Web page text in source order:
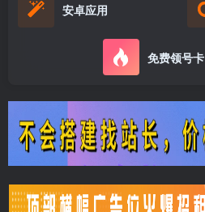
安卓应用
免费领号卡